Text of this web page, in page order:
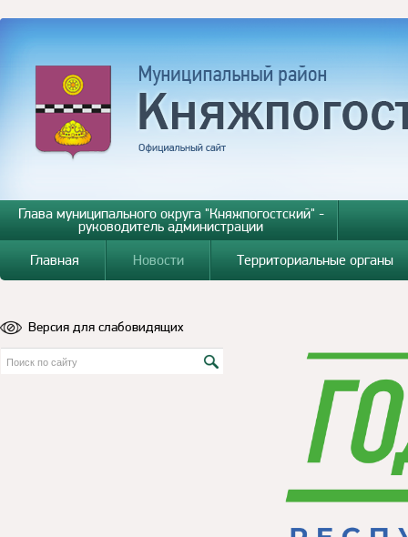
Глава муниципального округа "Княжпогостский" -
руководитель администрации
Главная
Новости Территориальные органы
Версия для слабовидящих